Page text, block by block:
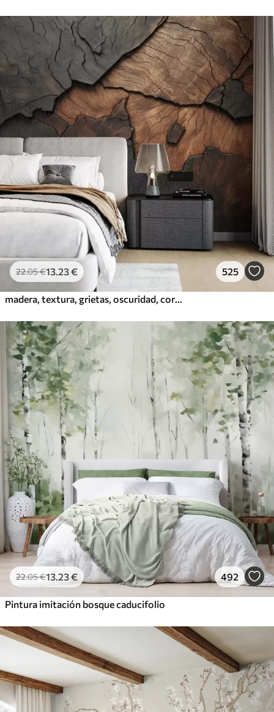
22.05€13 .23€ 525
22.05€13 .23€ 492
Pintura imitación bosque caducifolio